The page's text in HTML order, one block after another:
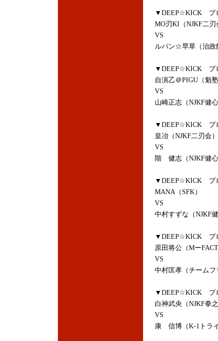
▼DEEP☆KICK プ
MO刃KI（NJKF二刃
VS
ルパン☆早草（治政
▼DEEP☆KICK プ
自演乙＠PIGU（魁
VS
山崎正志（NJKF健
▼DEEP☆KICK プ
皇冶（NJKF二刃会）
VS
階 健志（NJKF健
▼DEEP☆KICK プ
MANA（SFK）
VS
中村すずな（NJKF
▼DEEP☆KICK プ
原田将公（Mー
VS
中村匡孝（チーム
▼DEEP☆KICK プ
白神武央（NJKF拳
VS
康 信博（K-1トラ